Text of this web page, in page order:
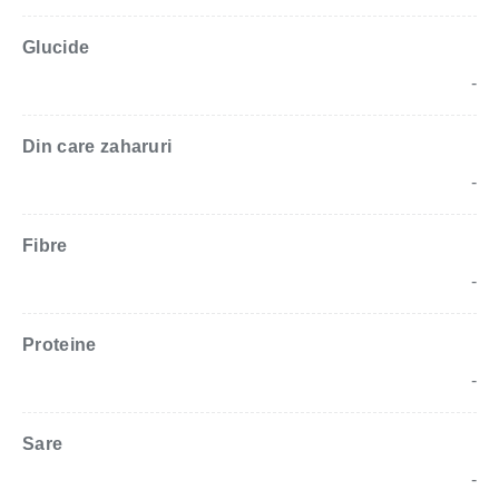
Glucide
-
Din care zaharuri
-
Fibre
-
Proteine
-
Sare
-